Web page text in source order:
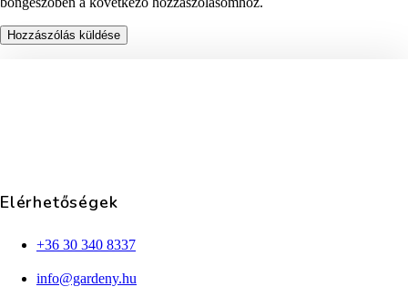
Elérhetőségek
+36 30 340 8337
info@gardeny.hu